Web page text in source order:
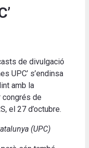
de divulgació
UPC’ s’endinsa
amb la
congrés de
el 27 d’octubre.
(UPC)